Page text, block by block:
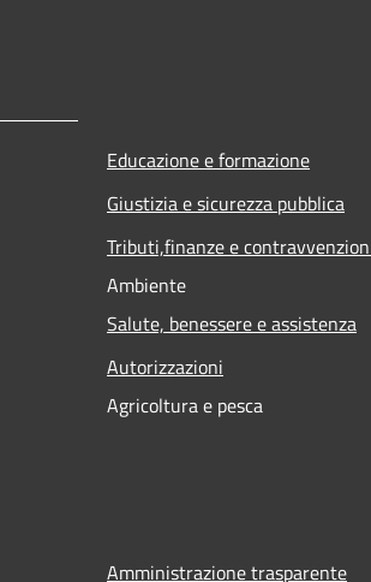
Educazione e formazione
Giustizia e sicurezza pubblica
Tributi,finanze e
Ambiente
Salute, benessere e assistenza
Autorizzazioni
Agricoltura e pesca
Amministrazione trasparente